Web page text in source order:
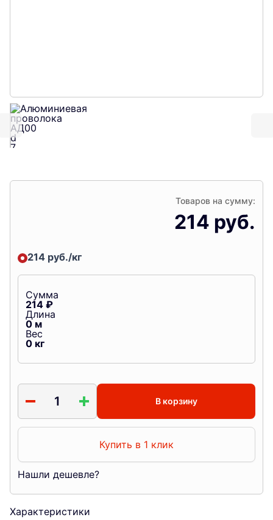
Характеристики
Товаров на сумму:
214 руб.
214 руб./кг
Сумма
214 ₽
Длина
0м
Вес
0 кг
В корзину
Купить в 1 клик
Нашли дешевле?